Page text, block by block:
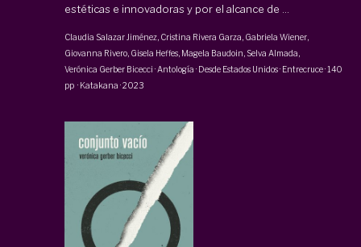
estéticas e innovadoras y por el alcance de ...
Claudia Salazar Jiménez Cristina Rivera Garza Gabriela Wiener
Giovanna Rivero Gisela Heffes Magela Baudoin Selva Almada
Verónica Gerber Bicecci · Antología · Desde Estados Unidos · Entrecruce·140
pp · Katakana ·2023